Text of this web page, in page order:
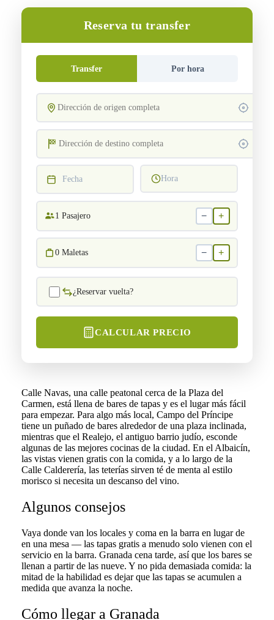
Reserva tu transfer
Transfer Por hora
Fecha Hora
1 Pasajero − +
0 Maletas − +
¿Reservar vuelta?
CALCULAR PRECIO
Calle Navas, una calle peatonal cerca de la Plaza del
Carmen, está llena de bares de tapas y es el lugar más fácil
para empezar. Para algo más local, Campo del Príncipe
tiene un puñado de bares alrededor de una plaza inclinada,
mientras que el Realejo, el antiguo barrio judío, esconde
algunas de las mejores cocinas de la ciudad. En el Albaicín,
las vistas vienen gratis con la comida, y a lo largo de la
Calle Calderería, las teterías sirven té de menta al estilo
morisco si necesita un descanso del vino.
Algunos consejos
Vaya donde van los locales y coma en la barra en lugar de
en una mesa — las tapas gratis a menudo solo vienen con el
servicio en la barra. Granada cena tarde, así que los bares se
llenan a partir de las nueve. Y no pida demasiada comida: la
mitad de la habilidad es dejar que las tapas se acumulen a
medida que avanza la noche.
Cómo llegar a Granada